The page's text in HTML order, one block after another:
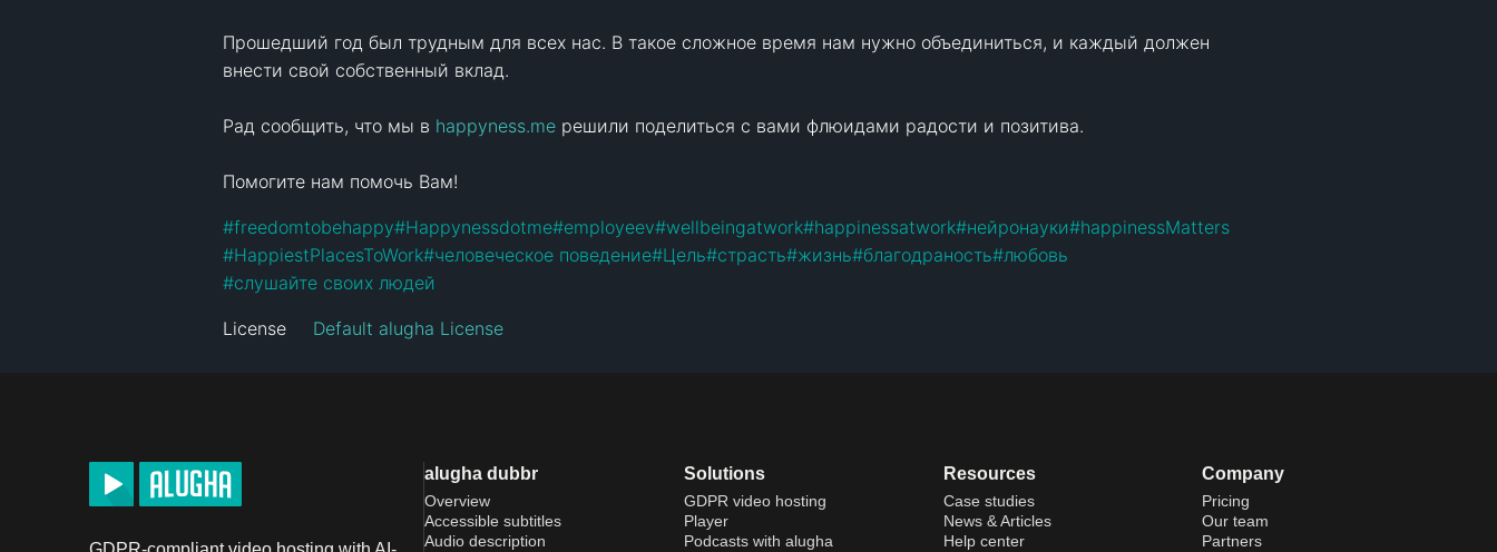
Прошедший год был трудным для всех нас. В такое сложное время нам нужно объединиться, и каждый должен
внести свой собственный вклад.
Рад сообщить, что мы в happyness.me решили поделиться с вами флюидами радости и позитива.
Помогите нам помочь Вам!
#freedomtobehappy#Happynessdotme#employeev#wellbeingatwork#happinessatwork#нейронауки#happinessMatters
#HappiestPlacesToWork#человеческое поведение#Цель#страсть#жизнь#благодраность#любовь
#слушайте своих людей
License Default alugha License
alugha dubbr
Overview
Accessible subtitles
Audio description
Solutions
GDPR video hosting
Player
Podcasts with alugha
Resources
Case studies
News & Articles
Help center
Company
Pricing
Our team
Partners